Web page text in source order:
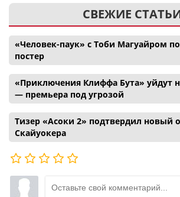
СВЕЖИЕ
«Человек-паук» с Тоби Магуайром
постер
«Приключения Клиффа Бута» уйдут
— премьера под угрозой
Тизер «Асоки 2» подтвердил новый
Скайуокера